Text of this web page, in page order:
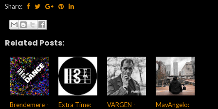
Share:
Related Posts:
Brendemere -
Extra Time:
VARGEN -
MavAngelo: